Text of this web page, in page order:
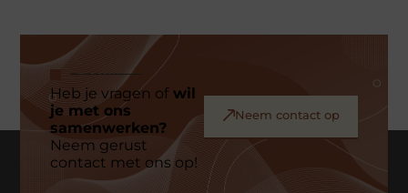
Heb je vragen ofwil
je met ons
samenwerken?
Neem gerust
contact met ons op!
Neem contact op